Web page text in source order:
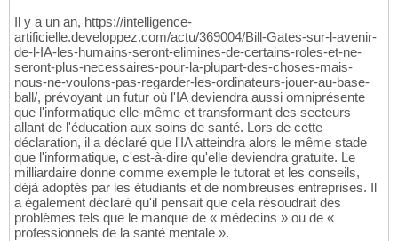
Il y a un an, https://intelligence-
artificielle.developpez.com/actu/369004/Bill-Gates-sur-l-avenir-
de-l-IA-les-humains-seront-elimines-de-certains-roles-et-ne-
seront-plus-necessaires-pour-la-plupart-des-choses-mais-
nous-ne-voulons-pas-regarder-les-ordinateurs-jouer-au-base-
ball/, prévoyant un futur où l'IA deviendra aussi omniprésente
que l'informatique elle-même et transformant des secteurs
allant de l'éducation aux soins de santé. Lors de cette
déclaration, il a déclaré que l'IA atteindra alors le même stade
que l'informatique, c'est-à-dire qu'elle deviendra gratuite. Le
milliardaire donne comme exemple le tutorat et les conseils,
déjà adoptés par les étudiants et de nombreuses entreprises. Il
a également déclaré qu'il pensait que cela résoudrait des
problèmes tels que le manque de « médecins » ou de «
professionnels de la santé mentale ».